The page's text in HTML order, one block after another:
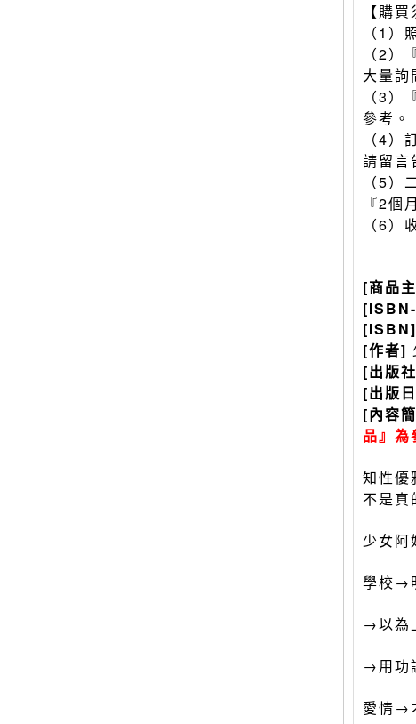
【購買
（1）
（2
大量詢
（3
參考。
（4
請留言
（5
『2個
（6
[商品
[ISBN]
[作者]
[出版
[出版
[內容
品』為
知性
不是真
少女阿
學校→
→以為
→用功
愛情→